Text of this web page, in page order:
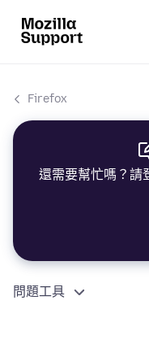
Firefox
還需要幫忙嗎？請
問題工具